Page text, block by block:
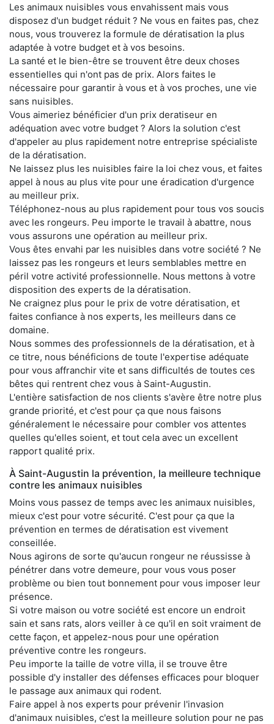
Les animaux nuisibles vous envahissent mais vous
disposez d'un budget réduit ? Ne vous en faites pas, chez
nous, vous trouverez la formule de dératisation la plus
adaptée à votre budget et à vos besoins.
La santé et le bien-être se trouvent être deux choses
essentielles qui n'ont pas de prix. Alors faites le
nécessaire pour garantir à vous et à vos proches, une vie
sans nuisibles.
Vous aimeriez bénéficier d'un prix deratiseur en
adéquation avec votre budget ? Alors la solution c'est
d'appeler au plus rapidement notre entreprise spécialiste
de la dératisation.
Ne laissez plus les nuisibles faire la loi chez vous, et faites
appel à nous au plus vite pour une éradication d'urgence
au meilleur prix.
Téléphonez-nous au plus rapidement pour tous vos soucis
avec les rongeurs. Peu importe le travail à abattre, nous
vous assurons une opération au meilleur prix.
Vous êtes envahi par les nuisibles dans votre société ? Ne
laissez pas les rongeurs et leurs semblables mettre en
péril votre activité professionnelle. Nous mettons à votre
disposition des experts de la dératisation.
Ne craignez plus pour le prix de votre dératisation, et
faites confiance à nos experts, les meilleurs dans ce
domaine.
Nous sommes des professionnels de la dératisation, et à
ce titre, nous bénéficions de toute l'expertise adéquate
pour vous affranchir vite et sans difficultés de toutes ces
bêtes qui rentrent chez vous à Saint-Augustin.
L'entière satisfaction de nos clients s'avère être notre plus
grande priorité, et c'est pour ça que nous faisons
généralement le nécessaire pour combler vos attentes
quelles qu'elles soient, et tout cela avec un excellent
rapport qualité prix.
À Saint-Augustin la prévention, la meilleure technique
contre les animaux nuisibles
Moins vous passez de temps avec les animaux nuisibles,
mieux c'est pour votre sécurité. C'est pour ça que la
prévention en termes de dératisation est vivement
conseillée.
Nous agirons de sorte qu'aucun rongeur ne réussisse à
pénétrer dans votre demeure, pour vous vous poser
problème ou bien tout bonnement pour vous imposer leur
présence.
Si votre maison ou votre société est encore un endroit
sain et sans rats, alors veiller à ce qu'il en soit vraiment de
cette façon, et appelez-nous pour une opération
préventive contre les rongeurs.
Peu importe la taille de votre villa, il se trouve être
possible d'y installer des défenses efficaces pour bloquer
le passage aux animaux qui rodent.
Faire appel à nos experts pour prévenir l'invasion
d'animaux nuisibles, c'est la meilleure solution pour ne pas